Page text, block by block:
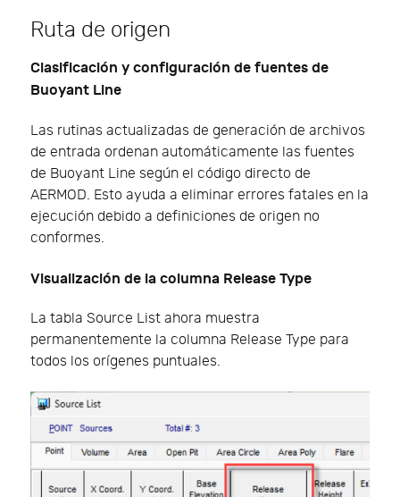
Ruta de origen
Clasificación y configuración de fuentes de
Buoyant Line
Las rutinas actualizadas de generación de archivos
de entrada ordenan automáticamente las fuentes
de Buoyant Line según el código directo de
AERMOD. Esto ayuda a eliminar errores fatales en la
ejecución debido a definiciones de origen no
conformes.
Visualización de la columna Release Type
La tabla Source List ahora muestra
permanentemente la columna Release Type para
todos los orígenes puntuales.